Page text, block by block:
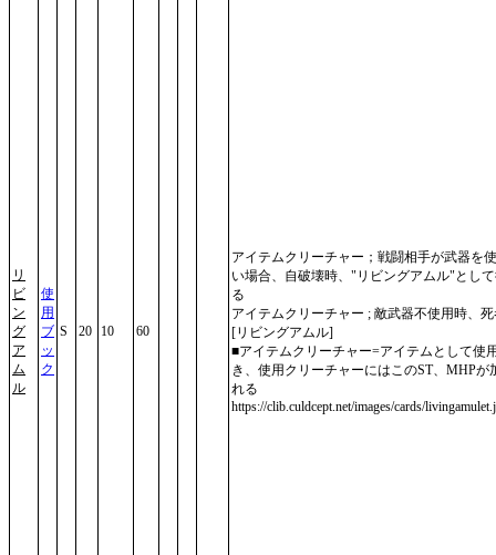
リ
ビ
ン
グ
ア
ム
ル
使
用
ブ
ッ
ク
S 20 10 60
アイテムクリーチャー；戦闘相手が武器を
い場合、自破壊時、"リビングアムル"とし
る
アイテムクリーチャー ; 敵武器不使用時、
[リビングアムル]
■アイテムクリーチャー=アイテムとして使
き、使用クリーチャーにはこのST、MHPが
れる
https://clib.culdcept.net/images/cards/